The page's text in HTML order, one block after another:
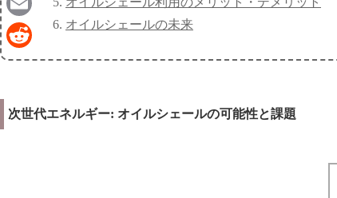
オイルシェールの未来
次世代エネルギー: オイルシェールの可能性と課題
Email
Reddit